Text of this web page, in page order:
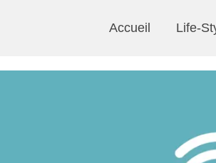
Accueil Life-